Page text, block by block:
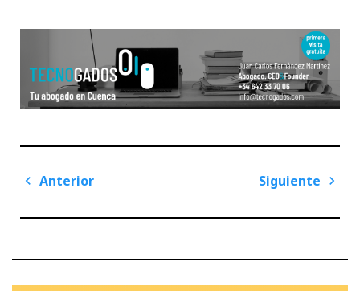
Navegación
entradas
Anterior
Siguiente